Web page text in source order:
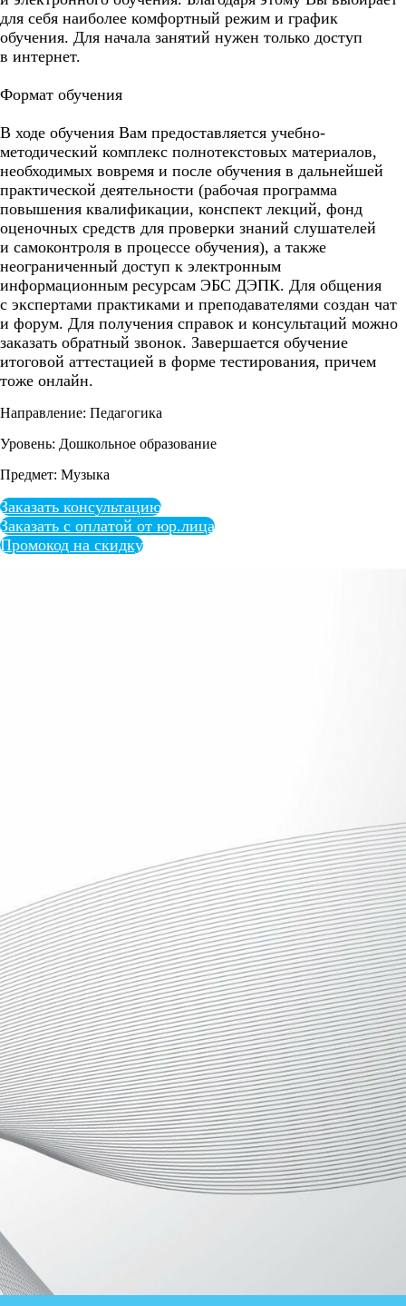
для себя наиболее комфортный режим и график
обучения. Для начала занятий нужен только доступ
в интернет.
Формат обучения
В ходе обучения Вам предоставляется учебно-
методический комплекс полнотекстовых материалов,
необходимых вовремя и после обучения в дальнейшей
практической деятельности (рабочая программа
повышения квалификации, конспект лекций, фонд
оценочных средств для проверки знаний слушателей
и самоконтроля в процессе обучения), а также
неограниченный доступ к электронным
информационным ресурсам ЭБС ДЭПК. Для общения
с экспертами практиками и преподавателями создан чат
и форум. Для получения справок и консультаций можно
заказать обратный звонок. Завершается обучение
итоговой аттестацией в форме тестирования, причем
тоже онлайн.
Направление: Педагогика
Уровень: Дошкольное образование
Предмет: Музыка
Заказать консультацию
Заказать с оплатой от юр.лица
Промокод на скидку